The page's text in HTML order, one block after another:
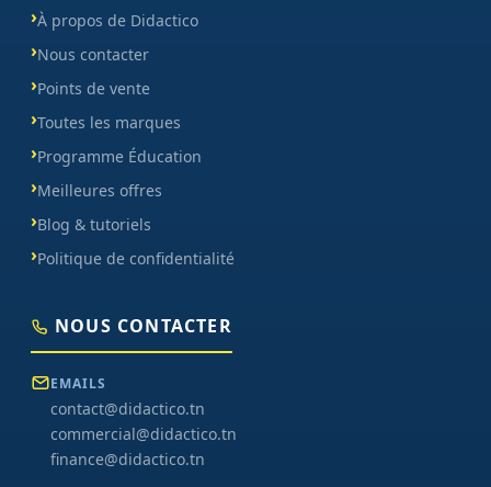
À propos de Didactico
Nous contacter
Points de vente
Toutes les marques
Programme Éducation
Meilleures offres
Blog & tutoriels
Politique de confidentialité
NOUS CONTACTER
EMAILS
contact@didactico.tn
commercial@didactico.tn
finance@didactico.tn